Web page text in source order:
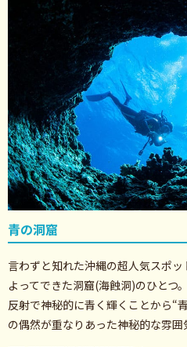
青の洞窟
言わずと知れた沖縄の超人気スポ
よってできた洞窟(海蝕洞)のひとつ
反射で神秘的に青く輝くことから“
の偶然が重なりあった神秘的な雰囲